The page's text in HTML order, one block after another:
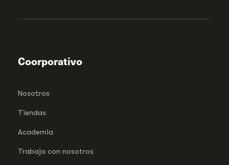
Coorporativo
Nosotros
Tiendas
Academia
Trabaja con nosotros